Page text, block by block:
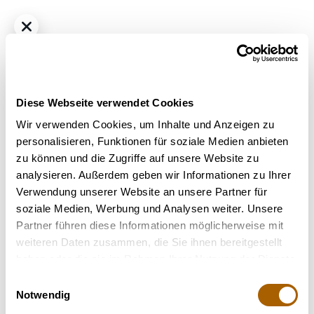
Diese Webseite verwendet Cookies
Wir verwenden Cookies, um Inhalte und Anzeigen zu
personalisieren, Funktionen für soziale Medien anbieten
zu können und die Zugriffe auf unsere Website zu
analysieren. Außerdem geben wir Informationen zu Ihrer
Verwendung unserer Website an unsere Partner für
soziale Medien, Werbung und Analysen weiter. Unsere
Partner führen diese Informationen möglicherweise mit
weiteren Daten zusammen, die Sie ihnen bereitgestellt
Notwendig
Hybrid THC21% CBD<1.0%
Madrecan 21/1 GB9 - Garlic Budder
Bestrahlung: Bestrahlt
Strain: Garlic Budder
Terpene: Beta-Caryophyllen, D-Limonen, Limonen, Linalool
Nicht verfügbar